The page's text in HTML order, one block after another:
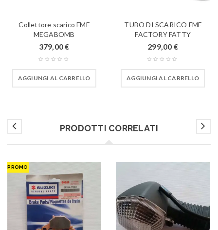
Collettore scarico FMF
MEGABOMB
379,00€
AGGIUNGI AL CARRELLO
TUBO DI SCARICO FMF
FACTORY FATTY
299,00 €
AGGIUNGI AL CARRELLO
PRODOTTI CORRELATI
PROMO